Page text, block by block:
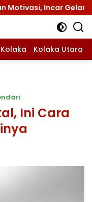
Incar Gelar Terbaik di
Kolaka Kolaka Utara
Ini Cara